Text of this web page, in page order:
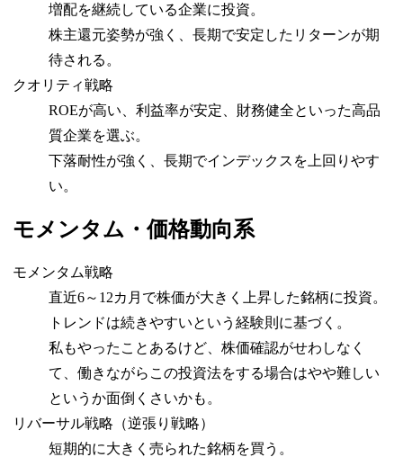
増配を継続している企業に投資。
株主還元姿勢が強く、長期で安定したリターンが期
待される。
クオリティ戦略
ROEが高い、利益率が安定、財務健全といった高品
質企業を選ぶ。
下落耐性が強く、長期でインデックスを上回りやす
い。
モメンタム・価格動向系
モメンタム戦略
直近6～12カ月で株価が大きく上昇した銘柄に投資。
トレンドは続きやすいという経験則に基づく。
私もやったことあるけど、株価確認がせわしなく
て、働きながらこの投資法をする場合はやや難しい
というか面倒くさいかも。
リバーサル戦略（逆張り戦略）
短期的に大きく売られた銘柄を買う。